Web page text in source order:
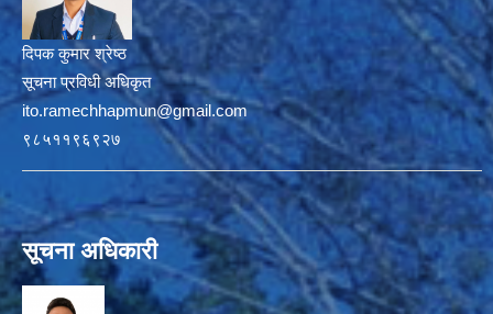
दिपक कुमार श्रेष्ठ
सूचना प्रविधी अधिकृत
ito.ramechhapmun@gmail.com
९८५११९६९२७
सूचना अधिकारी